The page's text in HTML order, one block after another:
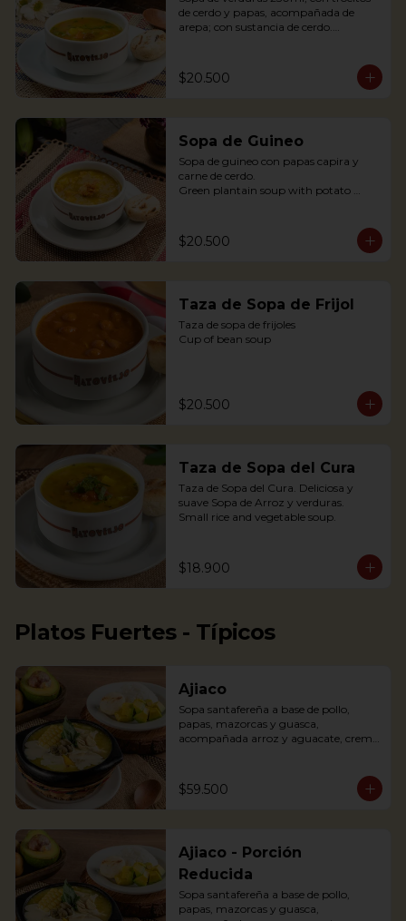
de cerdo y papas, acompañada de
arepa; con sustancia de cerdo.
arepa; with pork substance.
$20.500
Sopa de Guineo
Sopa de guineo con papas capira y
carne de cerdo.
Green plantain soup with potato
$20.500
Taza de Sopa de Frijol
Taza de sopa de frijoles
Cup of bean soup
$20.500
Taza de Sopa del Cura
Taza de Sopa del Cura. Deliciosa y
suave Sopa de Arroz y verduras.
Small rice and vegetable soup.
$18.900
Platos Fuertes - Típicos
Ajiaco
Sopa santafereña a base de pollo,
papas, mazorcas y guasca,
acompañada arroz y aguacate, crema
An Ajiaco is Bogota’s chicken and
potato soup with corn on the cob and
$59.500
Ajiaco - Porción
Reducida
Sopa santafereña a base de pollo,
papas, mazorcas y guasca,